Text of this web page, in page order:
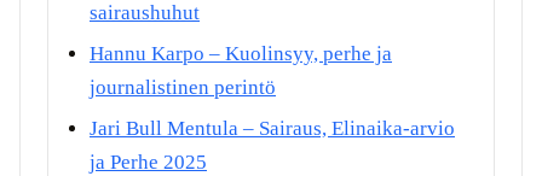
sairaushuhut
Hannu Karpo – Kuolinsyy, perhe ja
journalistinen perintö
Jari Bull Mentula – Sairaus, Elinaika-arvio
ja Perhe 2025